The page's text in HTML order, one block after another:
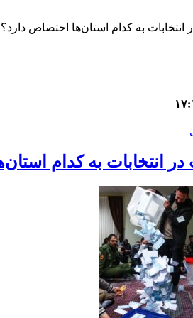
به کدام استان‌ها اختصاص دارد؟
انتخابات به کدام